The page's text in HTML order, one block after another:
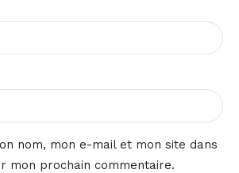
nom, mon e-mail et mon site dans
mon prochain commentaire.